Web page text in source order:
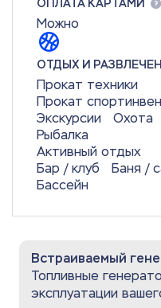
ОПЛАТА КАРТАМИ
Можно
ОТДЫХ И
Прокат техники
Прокат
Экскурсии
Охота
Рыбалка
Активный отдых
Бар / клуб
Баня /
Бассейн
Встраиваемый
Топливные
эксплуатации